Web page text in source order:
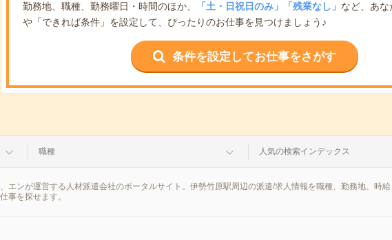
勤務地、職種、勤務曜日・時間のほか、 「土・日祝日のみ」「残業なし」 など、あな
や「できれば条件」を設定して、ぴったりのお仕事を見つけましょう♪
条件を設定してお仕事をさがす
職種 人気の検索インデックス
エンが運営する人材派遣会社のポータルサイト。伊勢竹原駅周辺の派遣/求人情報を職種、勤務地、時
事を探せます。